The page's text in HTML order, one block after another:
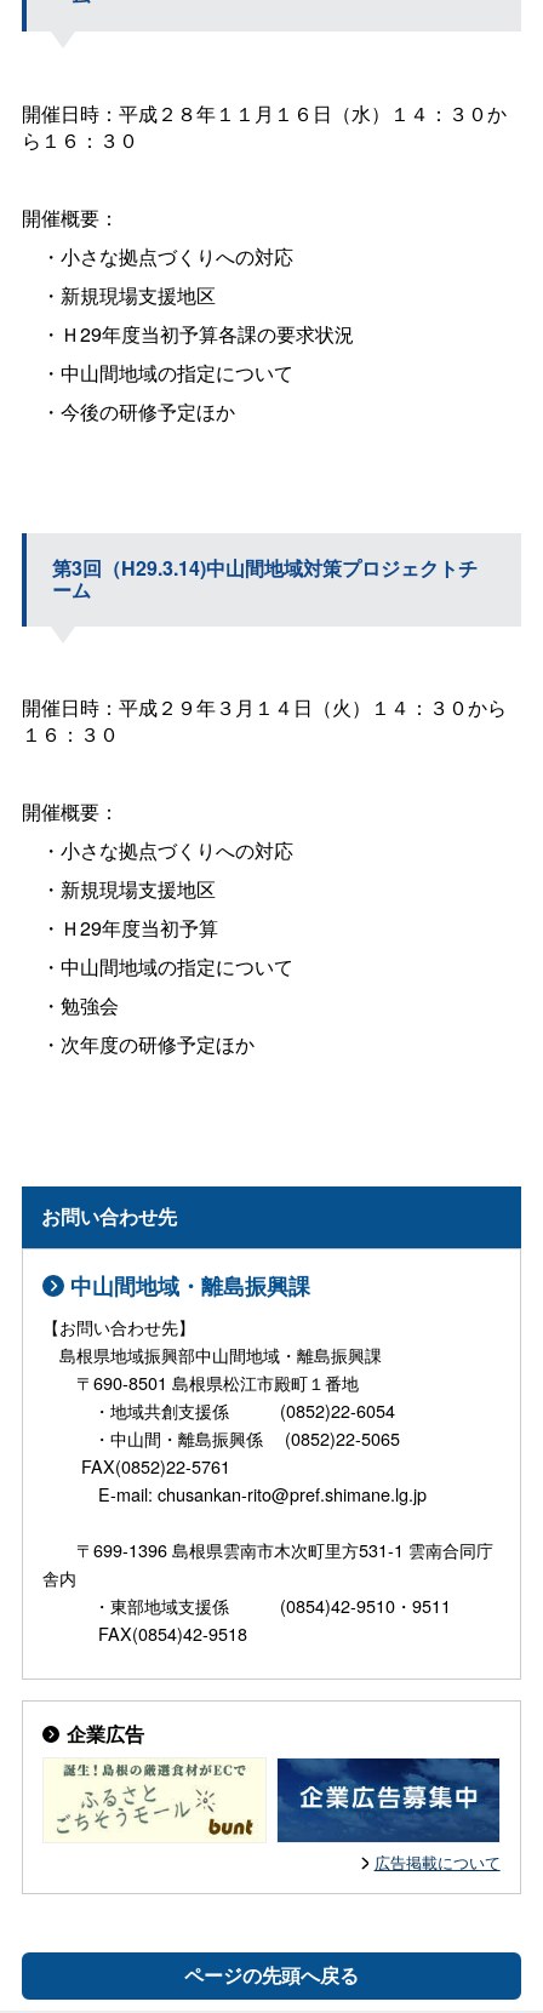
開催日時：平成２８年１１月１６日（水）１４：３０か
ら１６：３０
開催概要：
・小さな拠点づくりへの対応
・新規現場支援地区
・Ｈ29年度当初予算各課の要求状況
・中山間地域の指定について
・今後の研修予定ほか
第3回（H29.3.14)中山間地域対策プロジェクトチ
ーム
開催日時：平成２９年３月１４日（火）１４：３０から
１６：３０
開催概要：
・小さな拠点づくりへの対応
・新規現場支援地区
・Ｈ29年度当初予算
・中山間地域の指定について
・勉強会
・次年度の研修予定ほか
お問い合わせ先
中山間地域・離島振興課
【お問い合わせ先】
島根県地域振興部中山間地域・離島振興課
〒690-8501 島根県松江市殿町１番地
・地域共創支援係 (0852)22-6054
・中山間・離島振興係 (0852)22-5065
FAX(0852)22-5761
E-mail: chusankan-rito@pref.shimane.lg.jp
〒699-1396 島根県雲南市木次町里方531-1 雲南合同庁
舎内
・東部地域支援係 (0854)42-9510・9511
FAX(0854)42-9518
企業広告
広告掲載について
ページの先頭へ戻る